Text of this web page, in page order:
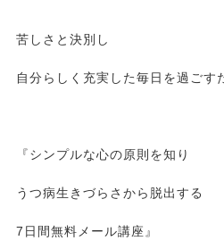
苦しさと決別し
自分らしく充実した毎日を過ごす
『シンプルな心の原則を知り
うつ病生きづらさから脱出する
7日間無料メール講座』